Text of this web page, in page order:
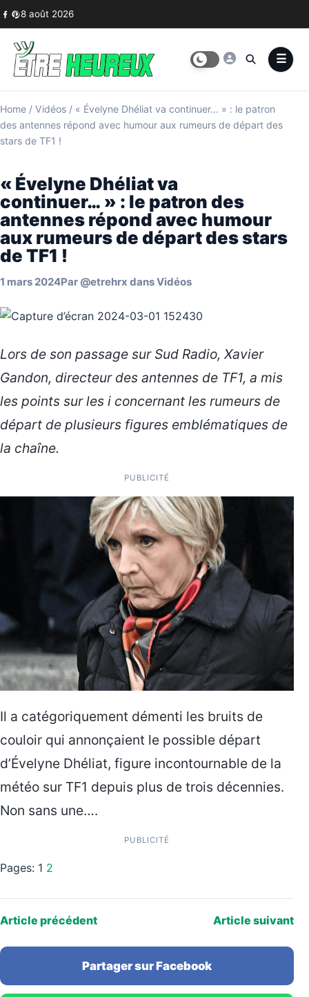
Skip to content
8 août 2026
Home / Vidéos / « Évelyne Dhéliat va continuer… » : le patron
des antennes répond avec humour aux rumeurs de départ des
stars de TF1 !
« Évelyne Dhéliat va
continuer… » : le patron des
antennes répond avec humour
aux rumeurs de départ des stars
de TF1 !
1 mars 2024Par @etrehrx dansVidéos
Lors de son passage sur Sud Radio, Xavier
Gandon, directeur des antennes de TF1, a mis
les points sur les i concernant les rumeurs de
départ de plusieurs figures emblématiques de
la chaîne.
PUBLICITÉ
Il a catégoriquement démenti les bruits de
couloir qui annonçaient le possible départ
d’Évelyne Dhéliat, figure incontournable de la
météo sur TF1 depuis plus de trois décennies.
Non sans une….
PUBLICITÉ
Pages: 1 2
Article précédent Article suivant
Partager sur Facebook